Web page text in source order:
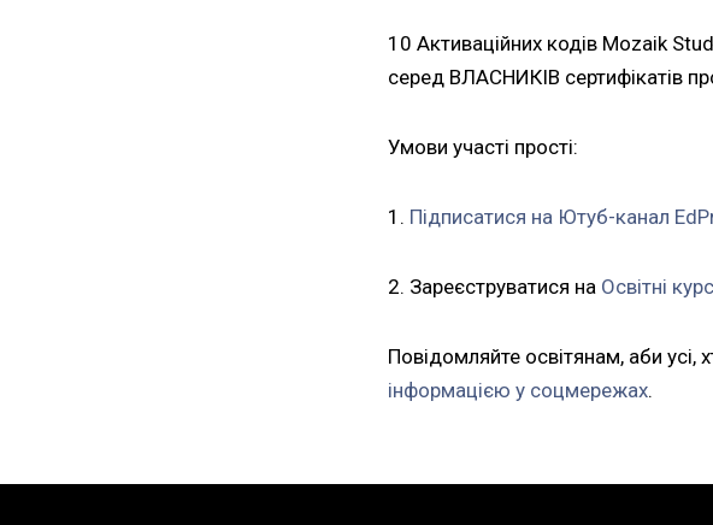
10 Активаційних кодів Mozaik
серед ВЛАСНИКІВ сертифікатів
Умови участі прості:
1. Підписатися на Ютуб-канал
2. Зареєструватися на Освітні
Повідомляйте освітянам, аби
інформацією у соцмережах.